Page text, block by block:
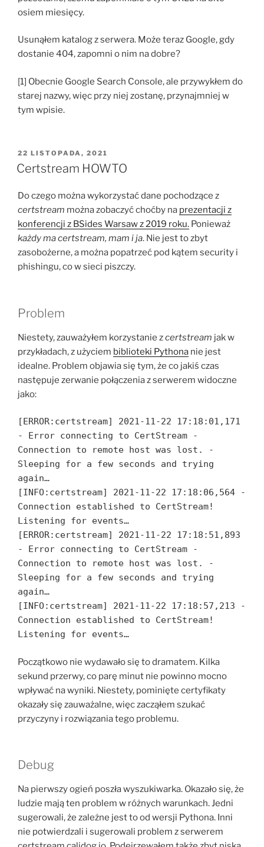
osiem miesięcy.
Usunąłem katalog z serwera. Może teraz Google, gdy
dostanie 404, zapomni o nim na dobre?
[1] Obecnie Google Search Console, ale przywykłem do
starej nazwy, więc przy niej zostanę, przynajmniej w
tym wpisie.
OPUBLIKOWANE
W
22 LISTOPADA, 2021
Certstream HOWTO
Do czego można wykorzystać dane pochodzące z
certstream można zobaczyć choćby na prezentacji z
konferencji z BSides Warsaw z 2019 roku. Ponieważ
każdy ma certstream, mam i ja. Nie jest to zbyt
zasobożerne, a można popatrzeć pod kątem security i
phishingu, co w sieci piszczy.
Problem
Niestety, zauważyłem korzystanie zcertstream jak w
przykładach, z użyciem biblioteki Pythona nie jest
idealne. Problem objawia się tym, że co jakiś czas
następuje zerwanie połączenia z serwerem widoczne
jako:
[ERROR:certstream] 2021-11-22 17:18:01,171
- Error connecting to CertStream -
Connection to remote host was lost. -
Sleeping for a few seconds and trying
again…
[INFO:certstream] 2021-11-22 17:18:06,564 -
Connection established to CertStream!
Listening for events…
[ERROR:certstream] 2021-11-22 17:18:51,893
- Error connecting to CertStream -
Connection to remote host was lost. -
Sleeping for a few seconds and trying
again…
[INFO:certstream] 2021-11-22 17:18:57,213 -
Connection established to CertStream!
Listening for events…
Początkowo nie wydawało się to dramatem. Kilka
sekund przerwy, co parę minut nie powinno mocno
wpływać na wyniki. Niestety, pominięte certyfikaty
okazały się zauważalne, więc zacząłem szukać
przyczyny i rozwiązania tego problemu.
Debug
Na pierwszy ogień poszła wyszukiwarka. Okazało się, że
ludzie mają ten problem w różnych warunkach. Jedni
sugerowali, że zależne jest to od wersji Pythona. Inni
nie potwierdzali i sugerowali problem z serwerem